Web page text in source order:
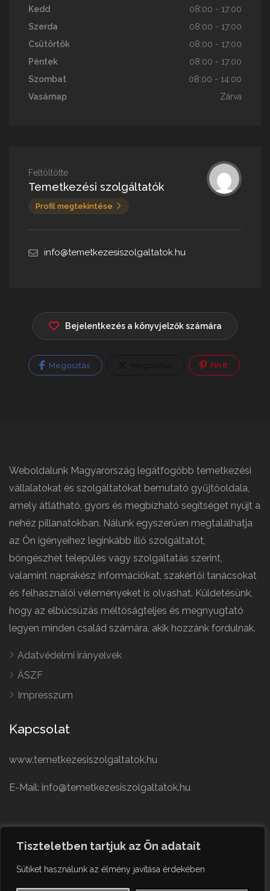
Tiszteletben tartjuk az Ön adatait
Sütiket használunk az élmény javítása érdekében
Kedd
08:00 - 17:00
Szerda
08:00 - 17:00
Csütörtök
08:00 - 17:00
Péntek
08:00 - 17:00
Szombat
08:00 - 14:00
Vasárnap
Zárva
Feltöltötte
Temetkezési szolgáltatók
Profil megtekintése
info@temetkezesiszolgaltatok.hu
Bejelentkezés a könyvjelzők számára
Megosztás Pin It
Weboldalunk Magyarország legátfogóbb temetkezési
vállalatokat és szolgáltatókat bemutató gyűjtőoldala,
amely átlátható, gyors és megbízható segítséget nyújt a
nehéz pillanatokban. Nálunk egyszerűen megtalálhatja
az Ön igényeihez leginkább illő szolgáltatót,
böngészhet település vagy szolgáltatás szerint,
valamint naprakész információkat, szakértői tanácsokat
és felhasználói véleményeket is olvashat. Küldetésünk,
hogy az elbúcsúzás méltóságteljes és megnyugtató
legyen minden család számára, akik hozzánk fordulnak.
Adatvédelmi irányelvek
ÁSZF
Impresszum
Kapcsolat
www.temetkezesiszolgaltatok.hu
E-Mail: info@temetkezesiszolgaltatok.hu
Czech
German